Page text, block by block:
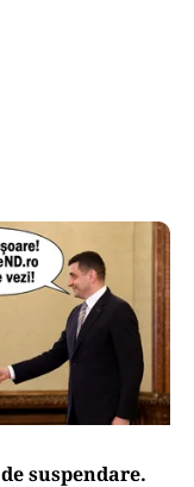
suspendare.